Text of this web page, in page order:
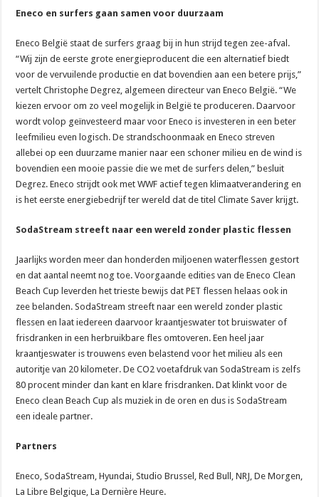
Eneco en surfers gaan samen voor duurzaam
Eneco België staat de surfers graag bij in hun strijd tegen zee-afval.
“Wij zijn de eerste grote energieproducent die een alternatief biedt
voor de vervuilende productie en dat bovendien aan een betere prijs,”
vertelt Christophe Degrez, algemeen directeur van Eneco België. “We
kiezen ervoor om zo veel mogelijk in België te produceren. Daarvoor
wordt volop geïnvesteerd maar voor Eneco is investeren in een beter
leefmilieu even logisch. De strandschoonmaak en Eneco streven
allebei op een duurzame manier naar een schoner milieu en de wind is
bovendien een mooie passie die we met de surfers delen,” besluit
Degrez. Eneco strijdt ook met WWF actief tegen klimaatverandering en
is het eerste energiebedrijf ter wereld dat de titel Climate Saver krijgt.
SodaStream streeft naar een wereld zonder plastic flessen
Jaarlijks worden meer dan honderden miljoenen waterflessen gestort
en dat aantal neemt nog toe. Voorgaande edities van de Eneco Clean
Beach Cup leverden het trieste bewijs dat PET flessen helaas ook in
zee belanden. SodaStream streeft naar een wereld zonder plastic
flessen en laat iedereen daarvoor kraantjeswater tot bruiswater of
frisdranken in een herbruikbare fles omtoveren. Een heel jaar
kraantjeswater is trouwens even belastend voor het milieu als een
autoritje van 20 kilometer. De CO2 voetafdruk van SodaStream is zelfs
80 procent minder dan kant en klare frisdranken. Dat klinkt voor de
Eneco clean Beach Cup als muziek in de oren en dus is SodaStream
een ideale partner.
Partners
Eneco, SodaStream, Hyundai, Studio Brussel, Red Bull, NRJ, De Morgen,
La Libre Belgique, La Dernière Heure.